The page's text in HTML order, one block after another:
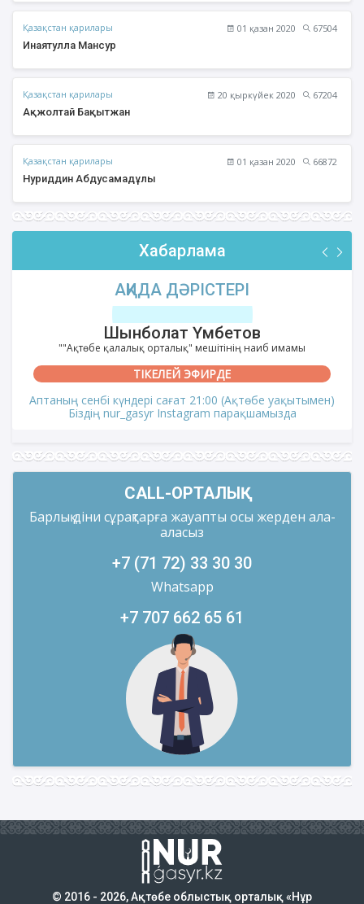
Қазақстан қарилары 01 қазан 2020
67504
Инаятулла Мансур
Қазақстан қарилары 20 қыркүйек 2020
67204
Ақжолтай Бақытжан
Қазақстан қарилары 01 қазан 2020
66872
Нуриддин Абдусамадұлы
Хабарлама
АҚИДА ДӘРІСТЕРІ
Шынболат Үмбетов
""Ақтөбе қалалық орталық" мешітінің наиб имамы
ТІКЕЛЕЙ ЭФИРДЕ
Аптаның сенбі күндері сағат 21:00 (Ақтөбе уақытымен)
Біздің nur_gasyr Instagram парақшамызда
CALL-ОРТАЛЫҚ
Барлық діни сұрақтарға жауапты осы жерден ала-
аласыз
+7 (71 72) 33 30 30
Whatsapp
+7 707 662 65 61
© 2016 - 2026, Ақтөбе облыстық орталық «Нұр